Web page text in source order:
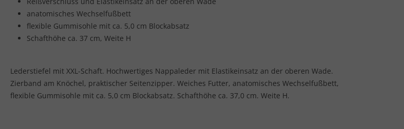
anatomisches Wechselfußbett
flexible Gummisohle mit ca. 5,0 cm Blockabsatz
Schafthöhe ca. 37 cm, Weite H
Lederstiefel mit XXL-Schaft. Hochwertiges Nappaleder mit Elastikeinsatz an der oberen Wade.
Zierband am Knöchel, praktischer Seitenzipper. Weiches Futter, anatomisches Wechselfußbett,
flexible Gummisohle mit ca. 5,0 cm Blockabsatz. Schafthöhe ca. 37,0 cm. Weite H.